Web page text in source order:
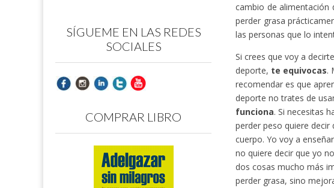
cambio de alimentación
perder grasa
las personas que lo
Si crees que voy a
deporte, te equivocas.
recomendar es que
deporte no trates de
funciona. Si necesitas
perder peso quiere decir
cuerpo. Yo voy a
no quiere decir que yo
dos cosas mucho más
perder grasa, sino
SÍGUEME EN LAS REDES
SOCIALES
COMPRAR LIBRO